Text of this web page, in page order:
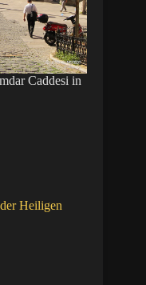
Caddesi in
Heiligen